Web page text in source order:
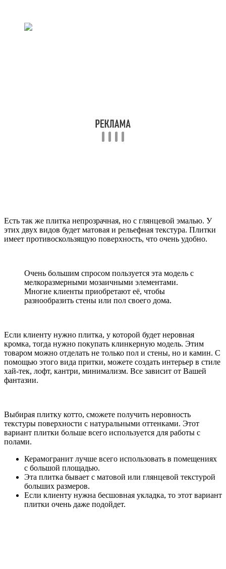
Есть так же плитка непрозрачная, но с глянцевой эмалью. У
этих двух видов будет матовая и рельефная текстура. Плитки
имеет противоскользящую поверхность, что очень удобно.
Очень большим спросом пользуется эта модель с
мелкоразмерными мозаичными элементами.
Многие клиенты приобретают её, чтобы
разнообразить стены или пол своего дома.
Если клиенту нужно плитка, у которой будет неровная
кромка, тогда нужно покупать клинкерную модель. Этим
товаром можно отделать не только пол и стены, но и камин. С
помощью этого вида притки, можете создать интерьер в стиле
хай-тек, лофт, кантри, минимализм. Все зависит от Вашей
фантазии.
Выбирая плитку котто, сможете получить неровность
текстуры поверхности с натуральными оттенками. Этот
вариант плитки больше всего используется для работы с
полами.
Керамогранит лучше всего использовать в помещениях
с большой площадью.
Эта плитка бывает с матовой или глянцевой текстурой
больших размеров.
Если клиенту нужна бесшовная укладка, то этот вариант
плитки очень даже подойдет.